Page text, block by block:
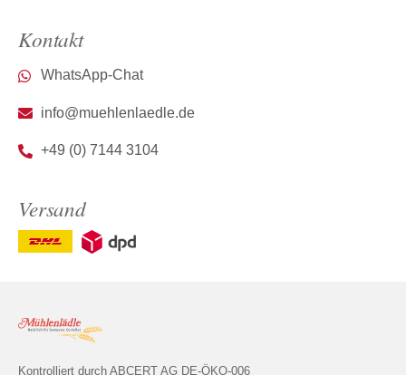
Kontrolliert durch ABCERT AG DE-ÖKO-006
Kontakt
WhatsApp-Chat
info@muehlenlaedle.de
+49 (0) 7144 3104
Versand